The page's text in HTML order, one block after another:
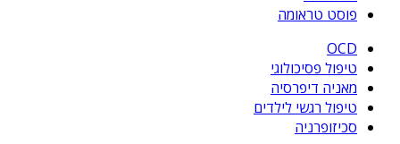
פוסט טראומה
OCD
טיפול פסיכולוגי
מאניה דיפרסיה
טיפול רגשי לילדים
סכיזופרניה